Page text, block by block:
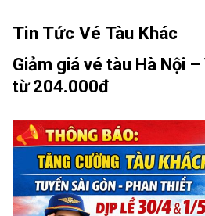
Tin Tức Vé Tàu Khác
Giảm giá vé tàu Hà Nội
từ 204.000đ